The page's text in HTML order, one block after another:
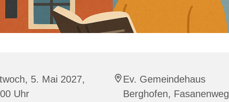
5. Mai 2027,
Uhr
Ev. Gemeindehaus
Berghofen, Fasanenweg